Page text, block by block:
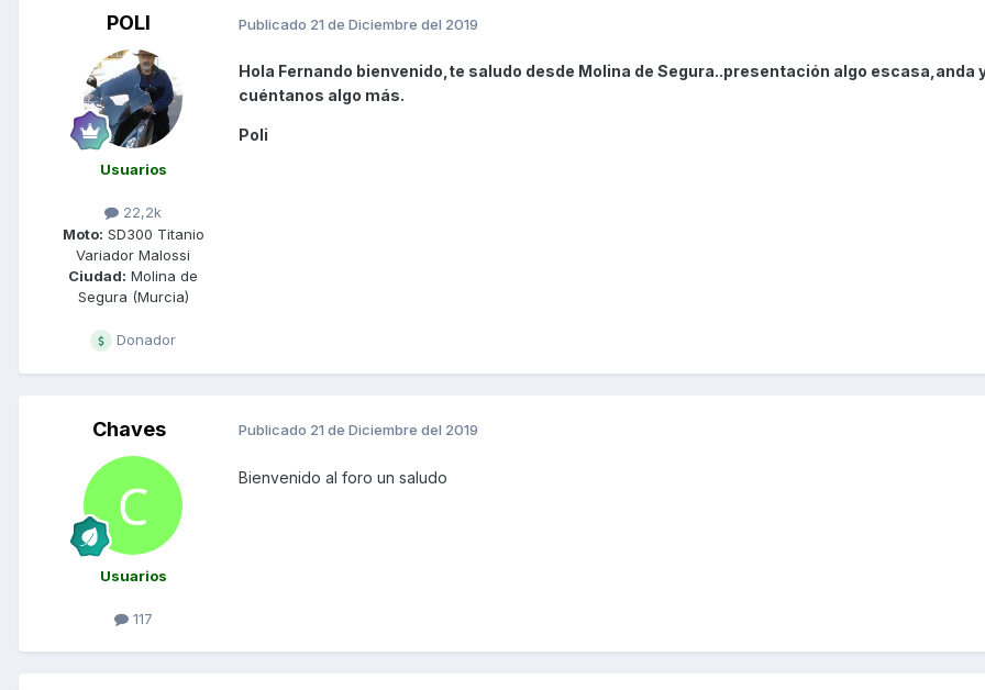
POLI
Usuarios
22,2k
Moto: SD300 Titanio
Variador Malossi
Ciudad: Molina de
Segura (Murcia)
Donador
Publicado 21 de Diciembre del 2019
Hola Fernando bienvenido,te saludo desde Molina de Segura..presentación algo escasa,anda
cuéntanos algo más.
Poli
Chaves
Usuarios
117
Publicado 21 de Diciembre del 2019
Bienvenido al foro un saludo